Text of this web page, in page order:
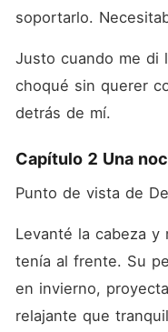
soportarlo.
Justo cuando me di
choqué sin querer
detrás de mí.
Capítulo 2 Una
Punto de vista de
Levanté la cabeza
tenía al frente. Su
en invierno,
relajante que